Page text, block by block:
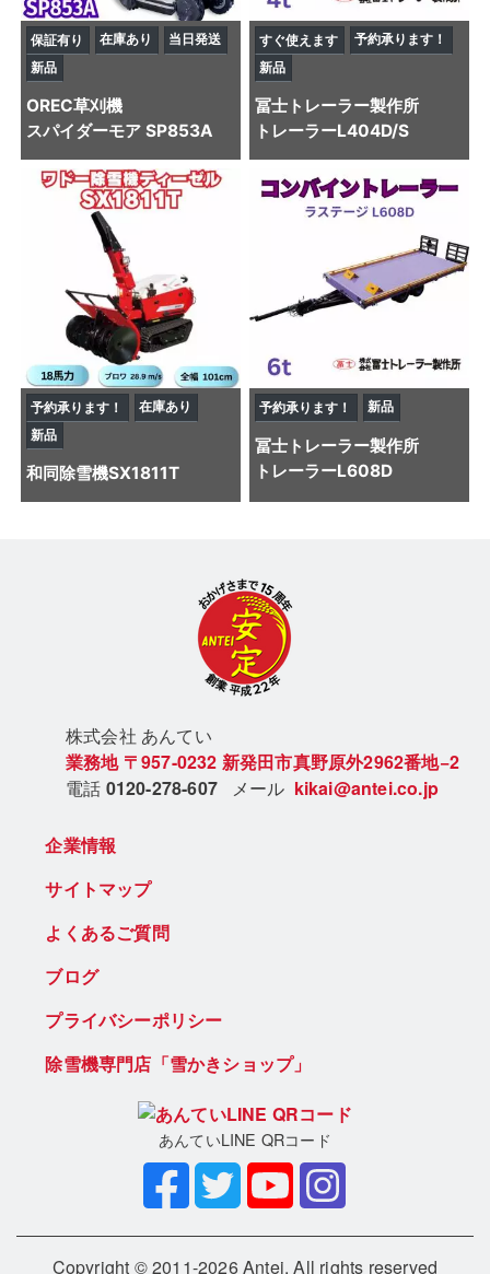
保証有り 在庫あり
当日発送
新品
OREC草刈機
スパイダーモア SP853A
すぐ使えます
予約承ります！
新品
冨士トレーラー製作所
トレーラーL404D/S
予約承ります！
在庫あり
新品
和同除雪機SX1811T
予約承ります！ 新品
冨士トレーラー製作所
トレーラーL608D
株式会社 あんてい
業務地 〒957-0232 新発田市真野原外2962番地−2
電話 0120-278-607 メール kikai@antei.co.jp
企業情報
サイトマップ
よくあるご質問
ブログ
プライバシーポリシー
除雪機専門店「雪かきショップ」
あんていLINE QRコード
Copyright © 2011-2026 Antei. All rights reserved